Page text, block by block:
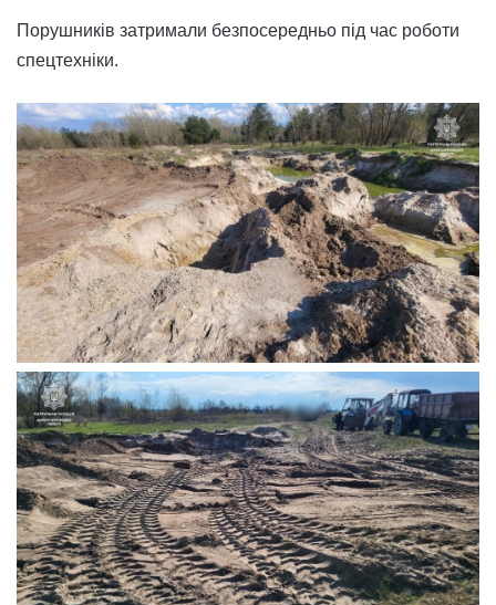
Порушників затримали безпосередньо під час роботи
спецтехніки.